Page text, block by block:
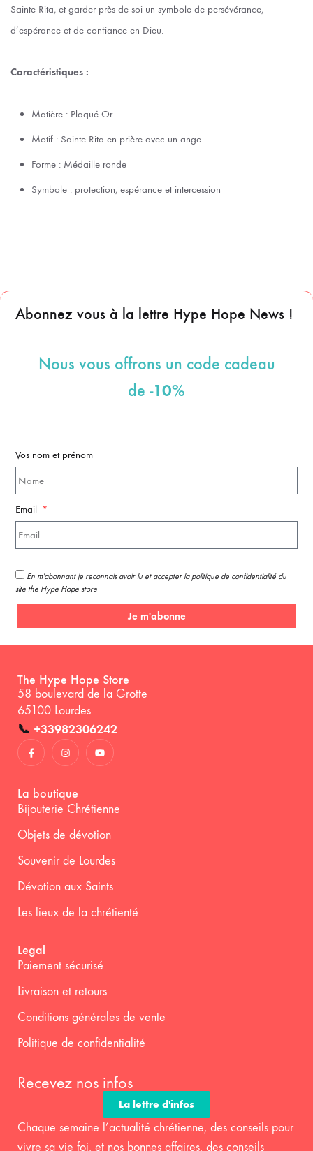
Sainte Rita, et garder près de soi un symbole de persévérance,
d’espérance et de confiance en Dieu.
Caractéristiques :
Matière : Plaqué Or
Motif : Sainte Rita en prière avec un ange
Forme : Médaille ronde
Symbole : protection, espérance et intercession
Abonnez vous à la lettre Hype Hope News !
Nous vous offrons un code cadeau
de -10%
Vos nom et prénom
Email
En m'abonnant je reconnais avoir lu et accepter la politique de confidentialité du
site the Hype Hope store
Je m'abonne
The Hype Hope Store
58 boulevard de la Grotte
65100 Lourdes
📞 +33982306242
La boutique
Bijouterie Chrétienne
Objets de dévotion
Souvenir de Lourdes
Dévotion aux Saints
Les lieux de la chrétienté
Legal
Paiement sécurisé
Livraison et retours
Conditions générales de vente
Politique de confidentialité
Recevez nos infos
La lettre d'infos
Chaque semaine l’actualité chrétienne, des conseils pour
vivre sa vie foi, et nos bonnes affaires, des conseils